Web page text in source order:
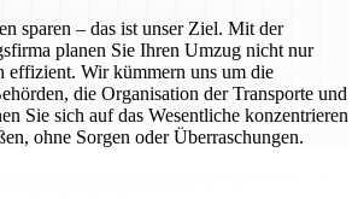
sparen – das ist unser Ziel. Mit der
planen Sie Ihren Umzug nicht nur
effizient. Wir kümmern uns um die
die Organisation der Transporte und
Sie sich auf das Wesentliche konzentrieren
ohne Sorgen oder Überraschungen.